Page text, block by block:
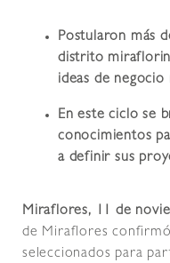
Postularon más
distrito
ideas de negocio
En este ciclo se
conocimientos
a definir sus
Miraflores, 11 de
de Miraflores
seleccionados para